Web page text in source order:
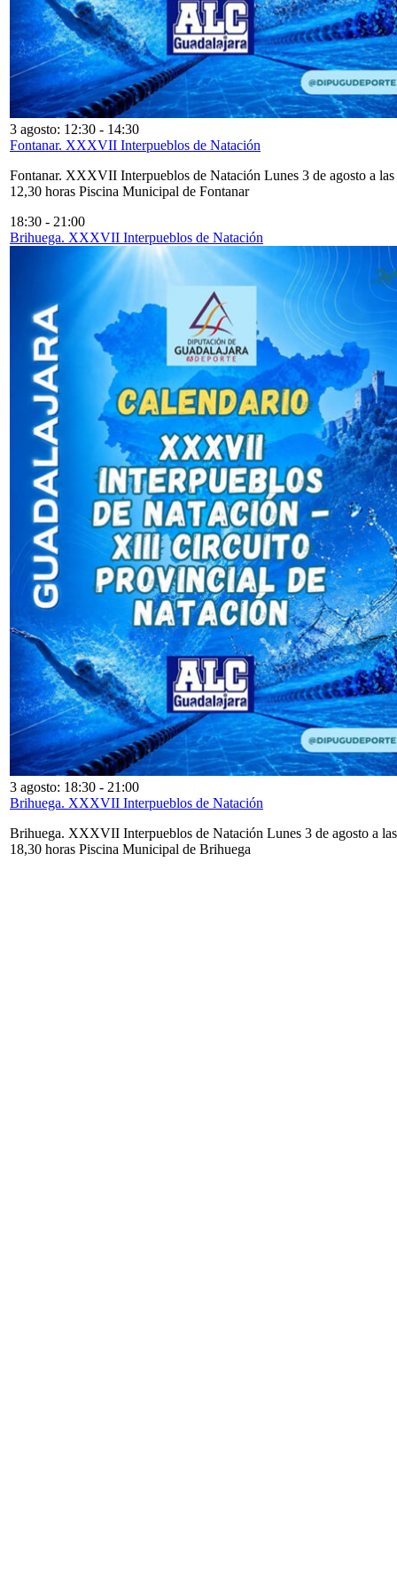
3 agosto: 12:30 - 14:30
Fontanar. XXXVII Interpueblos de Natación
Fontanar. XXXVII Interpueblos de Natación Lunes 3 de agosto a las
12,30 horas Piscina Municipal de Fontanar
18:30 - 21:00
Brihuega. XXXVII Interpueblos de Natación
3 agosto: 18:30 - 21:00
Brihuega. XXXVII Interpueblos de Natación
Brihuega. XXXVII Interpueblos de Natación Lunes 3 de agosto a las
18,30 horas Piscina Municipal de Brihuega